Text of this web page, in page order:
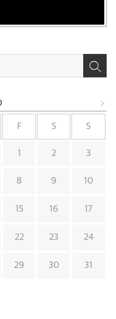
F S S
1 2 3
8 9 10
15 16 17
22 23 24
29 30 31